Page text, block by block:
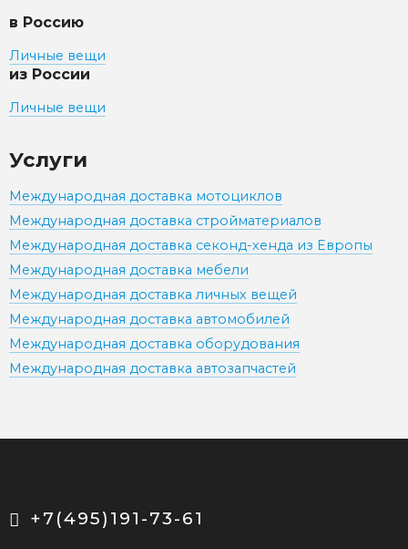
в Россию
Личные вещи
из России
Личные вещи
Услуги
Международная доставка мотоциклов
Международная доставка стройматериалов
Международная доставка секонд-хенда из Европы
Международная доставка мебели
Международная доставка личных вещей
Международная доставка автомобилей
Международная доставка оборудования
Международная доставка автозапчастей
+7(495)191-73-61